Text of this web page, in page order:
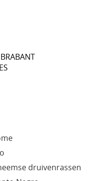
druivenrassen